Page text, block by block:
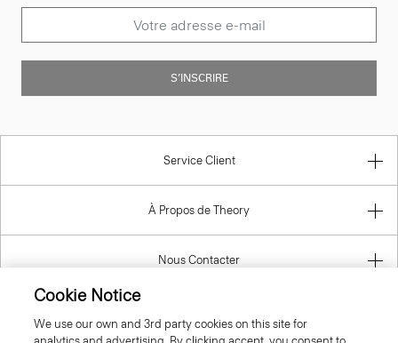
S’INSCRIRE
Service Client
À Propos de Theory
Nous Contacter
Cookie Notice
We use our own and 3rd party cookies on this site for